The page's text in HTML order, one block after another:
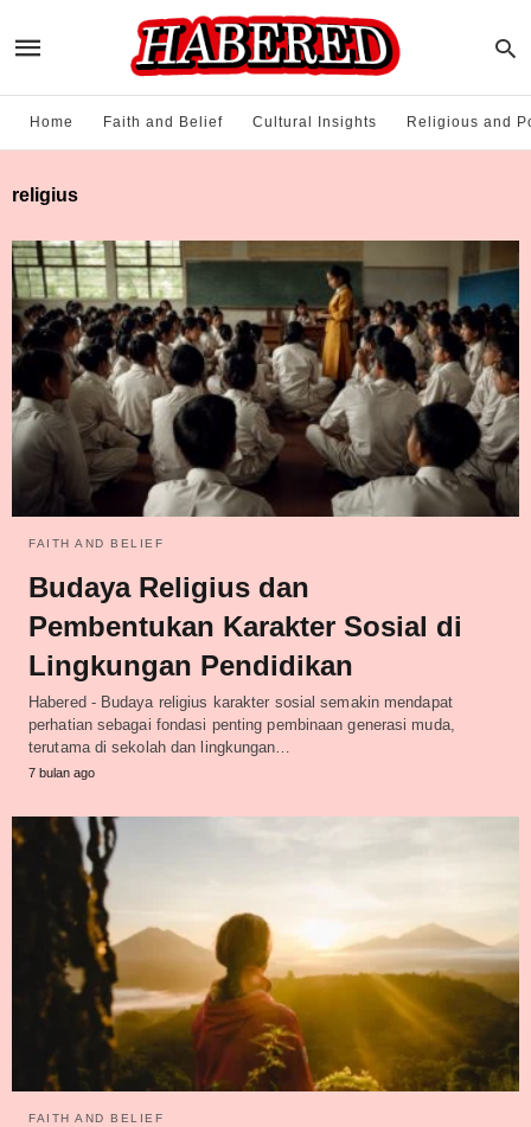
Home Faith and Belief Cultural Insights Religious and
religius
FAITH AND BELIEF
Budaya Religius dan
Pembentukan Karakter Sosial di
Lingkungan Pendidikan
Habered - Budaya religius karakter sosial semakin mendapat
perhatian sebagai fondasi penting pembinaan generasi muda,
terutama di sekolah dan lingkungan…
7 bulan ago
FAITH AND BELIEF